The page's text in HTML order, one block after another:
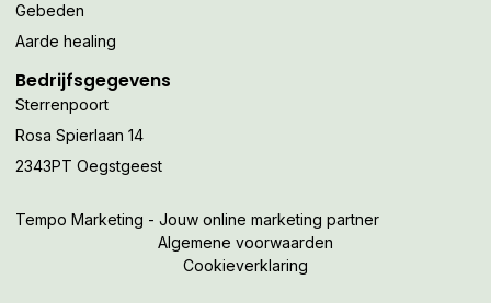
Gebeden
Aarde healing
Bedrijfsgegevens
Sterrenpoort
Rosa Spierlaan 14
2343PT Oegstgeest
Tempo Marketing - Jouw online marketing partner
Algemene voorwaarden
Cookieverklaring